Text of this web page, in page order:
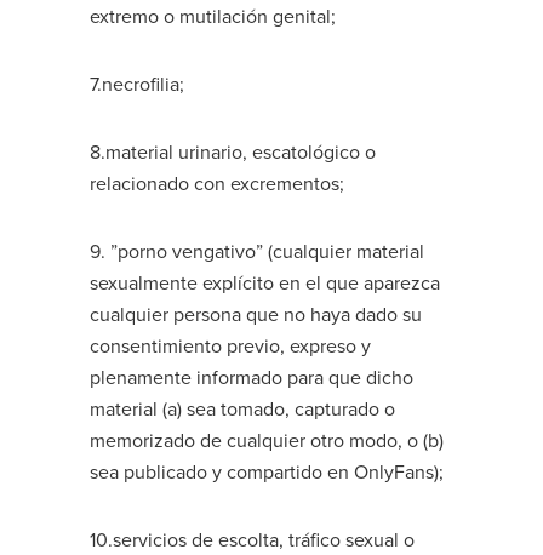
extremo o mutilación genital;
7.necrofilia;
8.material urinario, escatológico o
relacionado con excrementos;
9. ”porno vengativo” (cualquier material
sexualmente explícito en el que aparezca
cualquier persona que no haya dado su
consentimiento previo, expreso y
plenamente informado para que dicho
material (a) sea tomado, capturado o
memorizado de cualquier otro modo, o (b)
sea publicado y compartido en OnlyFans);
10.servicios de escolta, tráfico sexual o